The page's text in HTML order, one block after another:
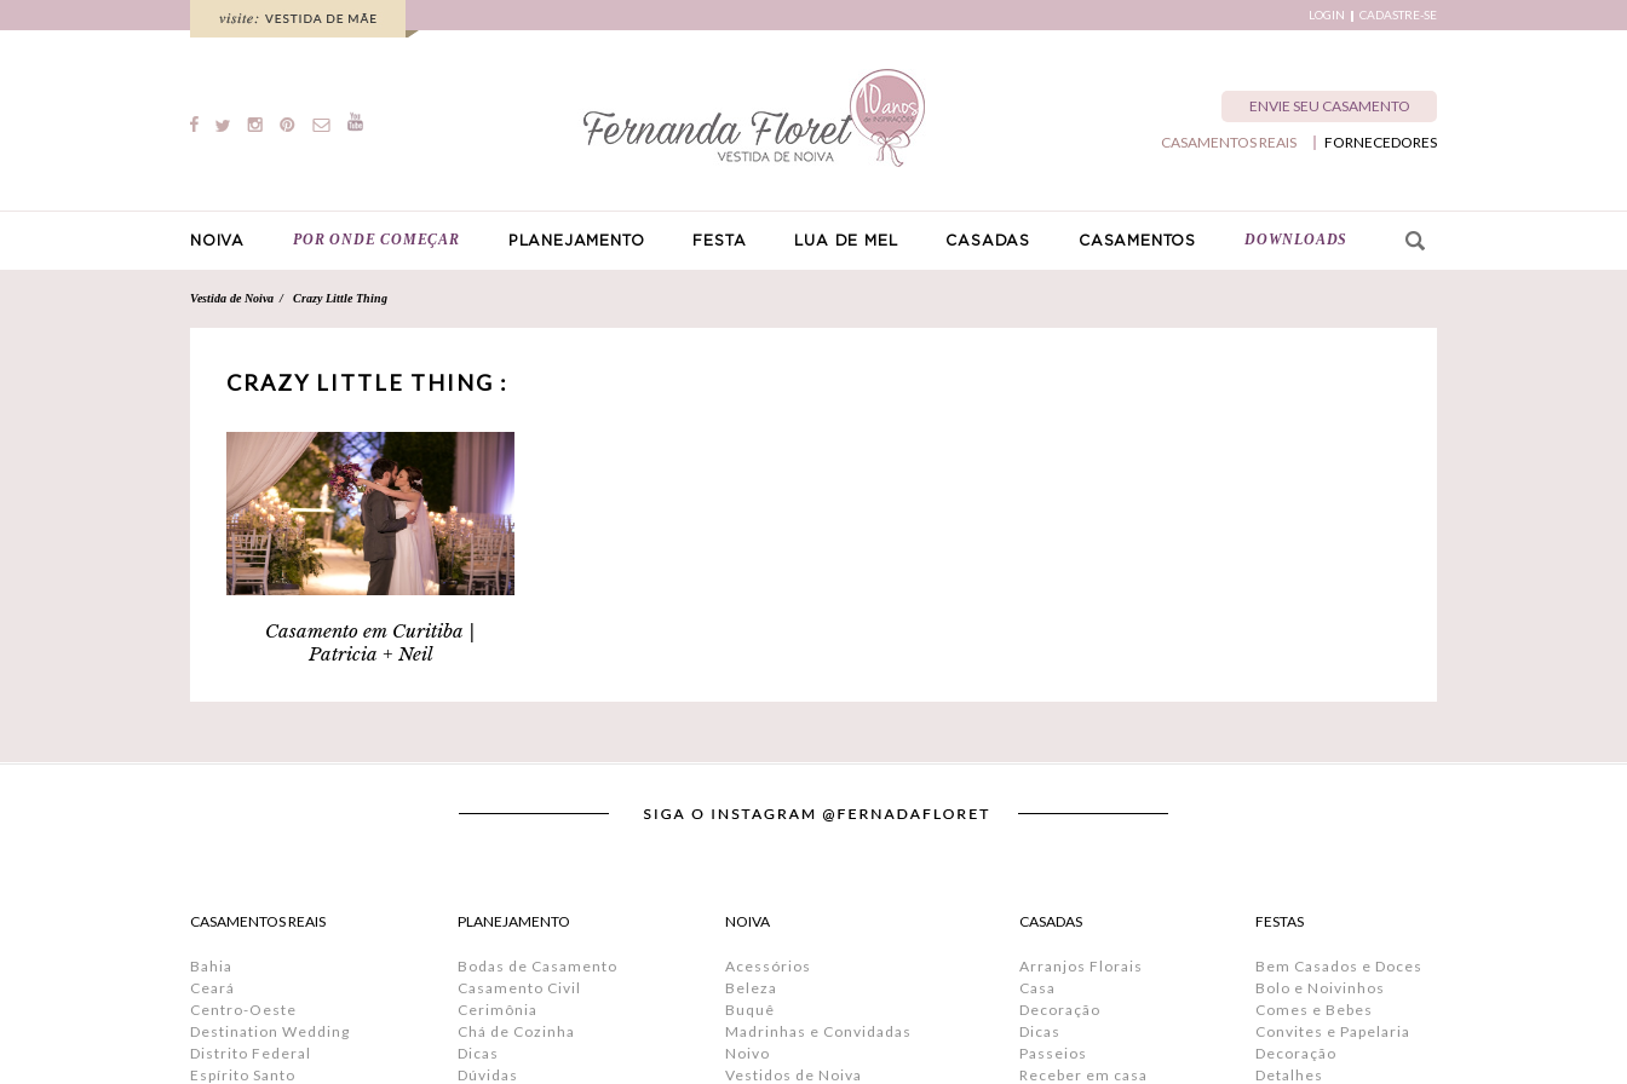
LOGIN CADASTRE-SE
ENVIE SEU CASAMENTO
FORNECEDORES
CASAMENTOS REAIS
NOIVA POR ONDE COMEÇAR PLANEJAMENTO FESTA LUA DE MEL CASADAS CASAMENTOS DOWNLOADS
Vestida de Noiva Crazy Little Thing
CRAZY LITTLE THING :
Casamento em Curitiba |
Patricia + Neil
CASAMENTOS REAIS
Bahia
Ceará
Centro-Oeste
Destination Wedding
Distrito Federal
Espírito Santo
PLANEJAMENTO
Bodas de Casamento
Casamento Civil
Cerimônia
Chá de Cozinha
Dicas
Dúvidas
NOIVA
Acessórios
Beleza
Buquê
Madrinhas e Convidadas
Noivo
Vestidos de Noiva
CASADAS
Arranjos Florais
Casa
Decoração
Dicas
Passeios
Receber em casa
FESTAS
Bem Casados e Doces
Bolo e Noivinhos
Comes e Bebes
Convites e Papelaria
Decoração
Detalhes